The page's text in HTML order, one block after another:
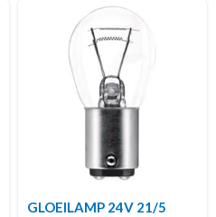
GLOEILAMP 24V 21/5